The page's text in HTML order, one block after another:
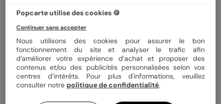
Carte fête des grands-pères
Jusqu'aux étoiles
Format 12x17 cm plié
Popcarte utilise des cookies 🍪
Continuer sans accepter
Nous utilisons des cookies pour assurer le bon
fonctionnement du site et analyser le trafic afin
d'améliorer votre expérience d’achat et proposer des
contenus et/ou des publicités personnalisées selon vos
centres d’intérêts. Pour plus d'informations, veuillez
consulter notre politique de confidentialité.